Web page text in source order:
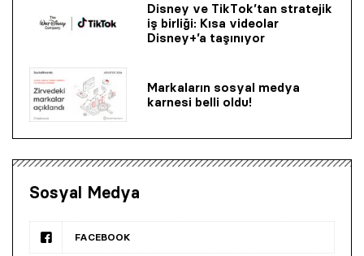
Disney ve TikTok’tan stratejik
iş birliği: Kısa videolar
Disney+’a taşınıyor
Markaların sosyal medya
karnesi belli oldu!
Sosyal Medya
FACEBOOK